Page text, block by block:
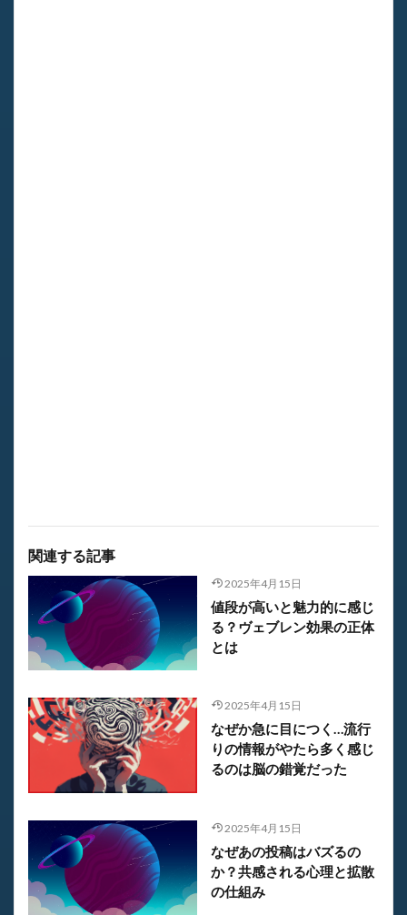
関連する記事
2025年4月15日
値段が高いと魅力的に感じ
る？ヴェブレン効果の正体
とは
2025年4月15日
なぜか急に目につく…流行
りの情報がやたら多く感じ
るのは脳の錯覚だった
2025年4月15日
なぜあの投稿はバズるの
か？共感される心理と拡散
の仕組み